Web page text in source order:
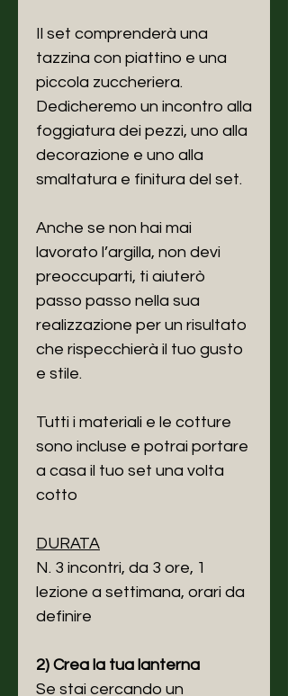
Il set comprenderà una
tazzina con piattino e una
piccola zuccheriera.
Dedicheremo un incontro alla
foggiatura dei pezzi, uno alla
decorazione e uno alla
smaltatura e finitura del set.
Anche se non hai mai
lavorato l’argilla, non devi
preoccuparti, ti aiuterò
passo passo nella sua
realizzazione per un risultato
che rispecchierà il tuo gusto
e stile.
Tutti i materiali e le cotture
sono incluse e potrai portare
a casa il tuo set una volta
cotto
DURATA
N. 3 incontri, da 3 ore, 1
lezione a settimana, orari da
definire
2) Crea la tua lanterna
Se stai cercando un